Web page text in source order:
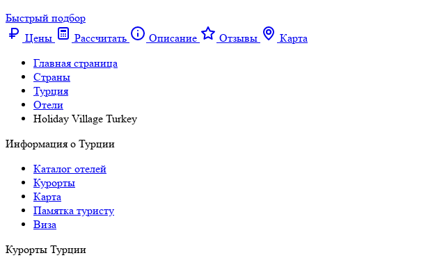
Быстрый подбор
Цены
Рассчитать Описание Отзывы
Карта
Главная страница
Cтраны
Турция
Отели
Holiday Village Turkey
Информация о Турции
Каталог отелей
Курорты
Карта
Памятка туристу
Виза
Курорты Турции